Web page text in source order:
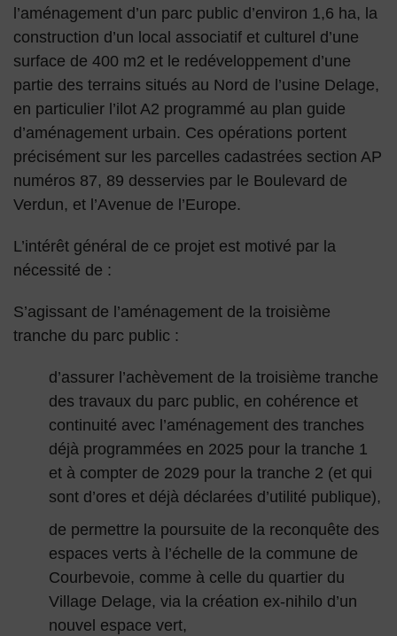
l’aménagement d’un parc public d’environ 1,6 ha, la
construction d’un local associatif et culturel d’une
surface de 400 m2 et le redéveloppement d’une
partie des terrains situés au Nord de l’usine Delage,
en particulier l’ilot A2 programmé au plan guide
d’aménagement urbain. Ces opérations portent
précisément sur les parcelles cadastrées section AP
numéros 87, 89 desservies par le Boulevard de
Verdun, et l’Avenue de l’Europe.
L’intérêt général de ce projet est motivé par la
nécessité de :
S’agissant de l’aménagement de la troisième
tranche du parc public :
d’assurer l’achèvement de la troisième tranche
des travaux du parc public, en cohérence et
continuité avec l’aménagement des tranches
déjà programmées en 2025 pour la tranche 1
et à compter de 2029 pour la tranche 2 (et qui
sont d’ores et déjà déclarées d’utilité publique),
de permettre la poursuite de la reconquête des
espaces verts à l’échelle de la commune de
Courbevoie, comme à celle du quartier du
Village Delage, via la création ex-nihilo d’un
nouvel espace vert,